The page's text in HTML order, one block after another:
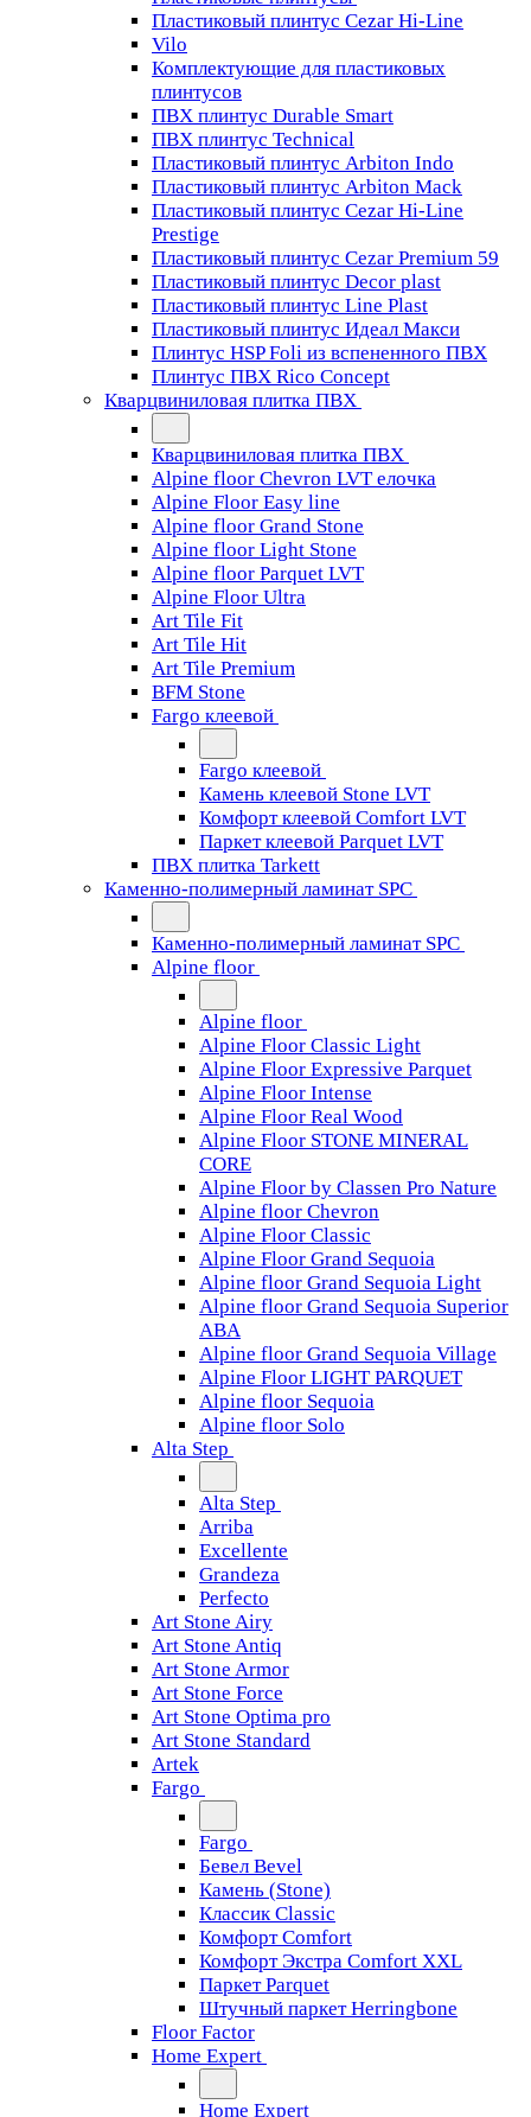
Пластиковый плинтус Cezar Hi-Line
Vilo
Комплектующие для пластиковых
плинтусов
ПВХ плинтус Durable Smart
ПВХ плинтус Technical
Пластиковый плинтус Arbiton Indo
Пластиковый плинтус Arbiton Mack
Пластиковый плинтус Cezar Hi-Line
Prestige
Пластиковый плинтус Cezar Premium 59
Пластиковый плинтус Decor plast
Пластиковый плинтус Line Plast
Пластиковый плинтус Идеал Макси
Плинтус HSP Foli из вспененного ПВХ
Плинтус ПВХ Rico Concept
Кварцвиниловая плитка ПВХ
Кварцвиниловая плитка ПВХ
Alpine floor Chevron LVT елочка
Alpine Floor Easy line
Alpine floor Grand Stone
Alpine floor Light Stone
Alpine floor Parquet LVT
Alpine Floor Ultra
Art Tile Fit
Art Tile Hit
Art Tile Premium
BFM Stone
Fargo клеевой
Fargo клеевой
Камень клеевой Stone LVT
Комфорт клеевой Comfort LVT
Паркет клеевой Parquet LVT
ПВХ плитка Tarkett
Каменно-полимерный ламинат SPC
Каменно-полимерный ламинат SPC
Alpine floor
Alpine floor
Alpine Floor Classic Light
Alpine Floor Expressive Parquet
Alpine Floor Intense
Alpine Floor Real Wood
Alpine Floor STONE MINERAL
CORE
Alpine Floor by Classen Pro Nature
Alpine floor Chevron
Alpine Floor Classic
Alpine Floor Grand Sequoia
Alpine floor Grand Sequoia Light
Alpine floor Grand Sequoia Superior
ABA
Alpine floor Grand Sequoia Village
Alpine Floor LIGHT PARQUET
Alpine floor Sequoia
Alpine floor Solo
Alta Step
Alta Step
Arriba
Excellente
Grandeza
Perfecto
Art Stone Airy
Art Stone Antiq
Art Stone Armor
Art Stone Force
Art Stone Optima pro
Art Stone Standard
Artek
Fargo
Fargo
Бевел Bevel
Камень (Stone)
Классик Classic
Комфорт Comfort
Комфорт Экстра Comfort XXL
Паркет Parquet
Штучный паркет Herringbone
Floor Factor
Home Expert
Home Expert